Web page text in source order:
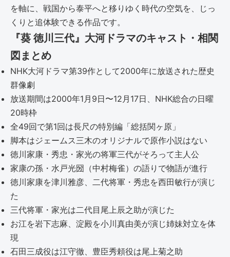
を軸に、戦国から泰平へと移りゆく時代の空気を、じっ
くりと追体験できる作品です。
『葵 徳川三代』大河ドラマのキャスト・相関
図まとめ
NHK大河ドラマ第39作として2000年に放送された歴史
群像劇
放送期間は2000年1月9日〜12月17日、NHK総合の日曜
20時枠
全49回で第1回は長尺の特別編「総括関ヶ原」
脚本はジェームス三木のオリジナルで原作小説はない
徳川家康・秀忠・家光の将軍三代がそろって主人公
家康の孫・水戸光圀（中村梅雀）の語りで物語が進行
徳川家康を津川雅彦、二代将軍・秀忠を西田敏行が演じ
た
三代将軍・家光は二代目尾上辰之助が演じた
お江を岩下志麻、淀殿を小川真由美が演じ姉妹対立を体
現
石田三成役は江守徹、豊臣秀頼役は尾上菊之助